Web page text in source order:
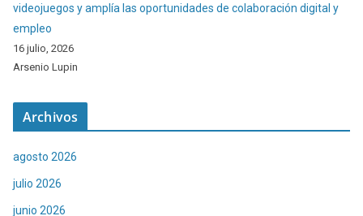
videojuegos y amplía las oportunidades de colaboración digital y
empleo
16 julio, 2026
Arsenio Lupin
Archivos
agosto 2026
julio 2026
junio 2026